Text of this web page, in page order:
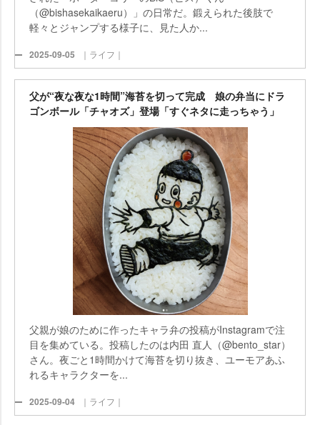
（@bishasekaikaeru）」の日常だ。鍛えられた後肢で
軽々とジャンプする様子に、見た人か...
2025-09-05 ｜ライフ｜
父が“夜な夜な1時間”海苔を切って完成 娘の弁当にドラ
ゴンボール「チャオズ」登場「すぐネタに走っちゃう」
父親が娘のために作ったキャラ弁の投稿がInstagramで注
目を集めている。投稿したのは内田 直人（@bento_star）
さん。夜ごと1時間かけて海苔を切り抜き、ユーモアあふ
れるキャラクターを...
2025-09-04 ｜ライフ｜